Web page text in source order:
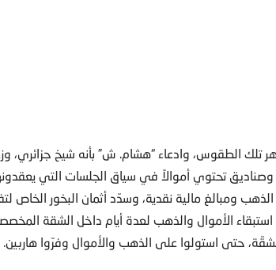
تلك الطقوس، وادعاء “هشام. ش” بأنه شيخ جزائري،
تحتوي أموالاً في سياق الجلسات التي
ومبالغ مالية نقدية، وسدّد أثمان البخور الخاص
استبقاء الأموال والذهب لعدة أيام داخل الشقة
حتى استولوا على الذهب والأموال وفرّوا هاربين.